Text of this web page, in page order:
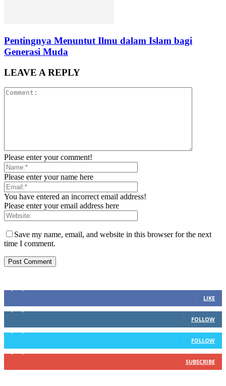
Pentingnya Menuntut Ilmu dalam Islam bagi
Generasi Muda
LEAVE A REPLY
Please enter your comment!
Please enter your name here
You have entered an incorrect email address!
Please enter your email address here
Save my name, email, and website in this browser for the next
time I comment.
LIKE
FOLLOW
FOLLOW
SUBSCRIBE